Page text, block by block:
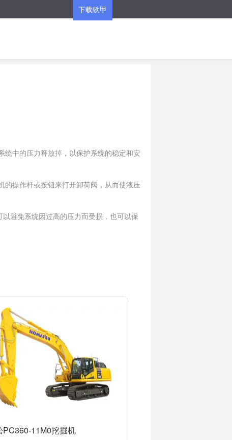
下载铁甲
统中的压力释放掉，以保护系统的稳定和安
的操作杆或按钮来打开卸荷阀，从而使液压
避免系统因过高的压力而受损，也可以保
全阀门的安装和调整需要专业人员进行，
PC360-11M0挖掘机